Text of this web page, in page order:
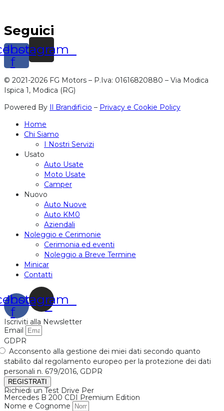
Seguici
f
Instagram
© 2021-2026 FG Motors – P.Iva: 01616820880 – Via Modica
Ispica 1, Modica (RG)
Powered By Il Brandificio – Privacy e Cookie Policy
Home
Chi Siamo
I Nostri Servizi
Usato
Auto Usate
Moto Usate
Camper
Nuovo
Auto Nuove
Auto KM0
Aziendali
Noleggio e Cerimonie
Cerimonia ed eventi
Noleggio a Breve Termine
Minicar
Contatti
f
Instagram
Iscriviti alla Newsletter
Email
GDPR
Acconsento alla gestione dei miei dati secondo quanto
stabilito dal regolamento europeo per la protezione dei dati
personali n. 679/2016, GDPR
REGISTRATI
Richiedi un Test Drive Per
Mercedes B 200 CDI Premium Edition
Nome e Cognome